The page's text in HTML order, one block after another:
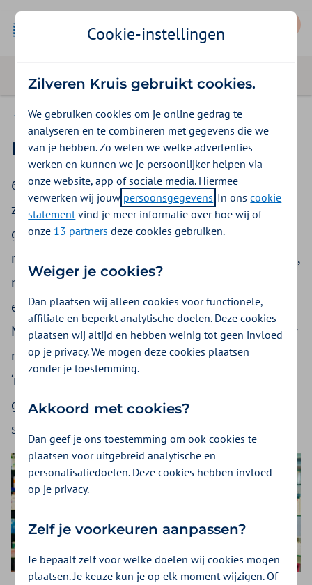
Prettiger ouder worden
Medicijnencheck
65-plussers belanden twee keer vaker in het
ziekenhuis door verkeerd medicijngebruik. Het
gaat bijvoorbeeld om hartpatiënten en
reumapatiënten. Of om mensen met suikerziekte,
nierproblemen, luchtwegaandoeningen of met
een aandoening aan het bewegingsapparaat.
Medicijngebruik luistert nauw en is nooit zonder
risico. De Medicijnencheck (ook wel
‘medicatiebeoordeling chronisch
geneesmiddelengebruik’ genoemd) kan in
sommige gevallen uitkomst bieden.
Cookie-instellingen
Zilveren Kruis gebruikt cookies.
We gebruiken cookies om je online gedrag te
analyseren en te combineren met gegevens die we
van je hebben. Zo weten we welke advertenties
werken en kunnen we je persoonlijker helpen via
onze website, app of sociale media. Hiermee
verwerken wij jouw persoonsgegevens. In onscookie
statementvind je meer informatie over hoe wij of
onze 13 partners deze cookies gebruiken.
Weiger je cookies?
Dan plaatsen wij alleen cookies voor functionele,
affiliate en beperkt analytische doelen. Deze cookies
plaatsen wij altijd en hebben weinig tot geen invloed
op je privacy. We mogen deze cookies plaatsen
zonder je toestemming.
Akkoord met cookies?
Dan geef je ons toestemming om ook cookies te
plaatsen voor uitgebreid analytische en
personalisatiedoelen. Deze cookies hebben invloed
op je privacy.
Zelf je voorkeuren aanpassen?
Je bepaalt zelf voor welke doelen wij cookies mogen
plaatsen. Je keuze kun je op elk moment wijzigen. Of